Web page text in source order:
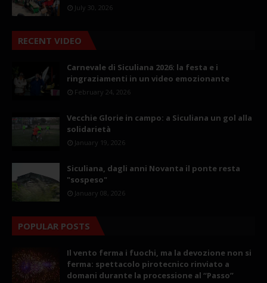
July 30, 2026
RECENT VIDEO
Carnevale di Siculiana 2026: la festa e i
ringraziamenti in un video emozionante
February 24, 2026
Vecchie Glorie in campo: a Siculiana un gol alla
solidarietà
January 19, 2026
Siculiana, dagli anni Novanta il ponte resta
"sospeso"
January 08, 2026
POPULAR POSTS
Il vento ferma i fuochi, ma la devozione non si
ferma: spettacolo pirotecnico rinviato a
domani durante la processione al “Passo”